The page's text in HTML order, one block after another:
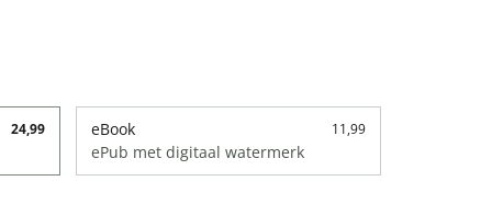
24,99 eBook 11,99
ePub met digitaal watermerk